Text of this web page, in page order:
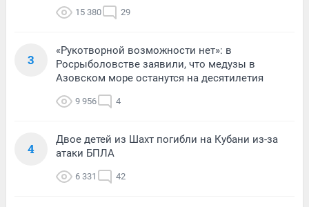
15 380 29
3
«Рукотворной возможности нет»: в
Росрыболовстве заявили, что медузы в
Азовском море останутся на десятилетия
9 956 4
4
Двое детей из Шахт погибли на Кубани из-за
атаки БПЛА
6 331 42